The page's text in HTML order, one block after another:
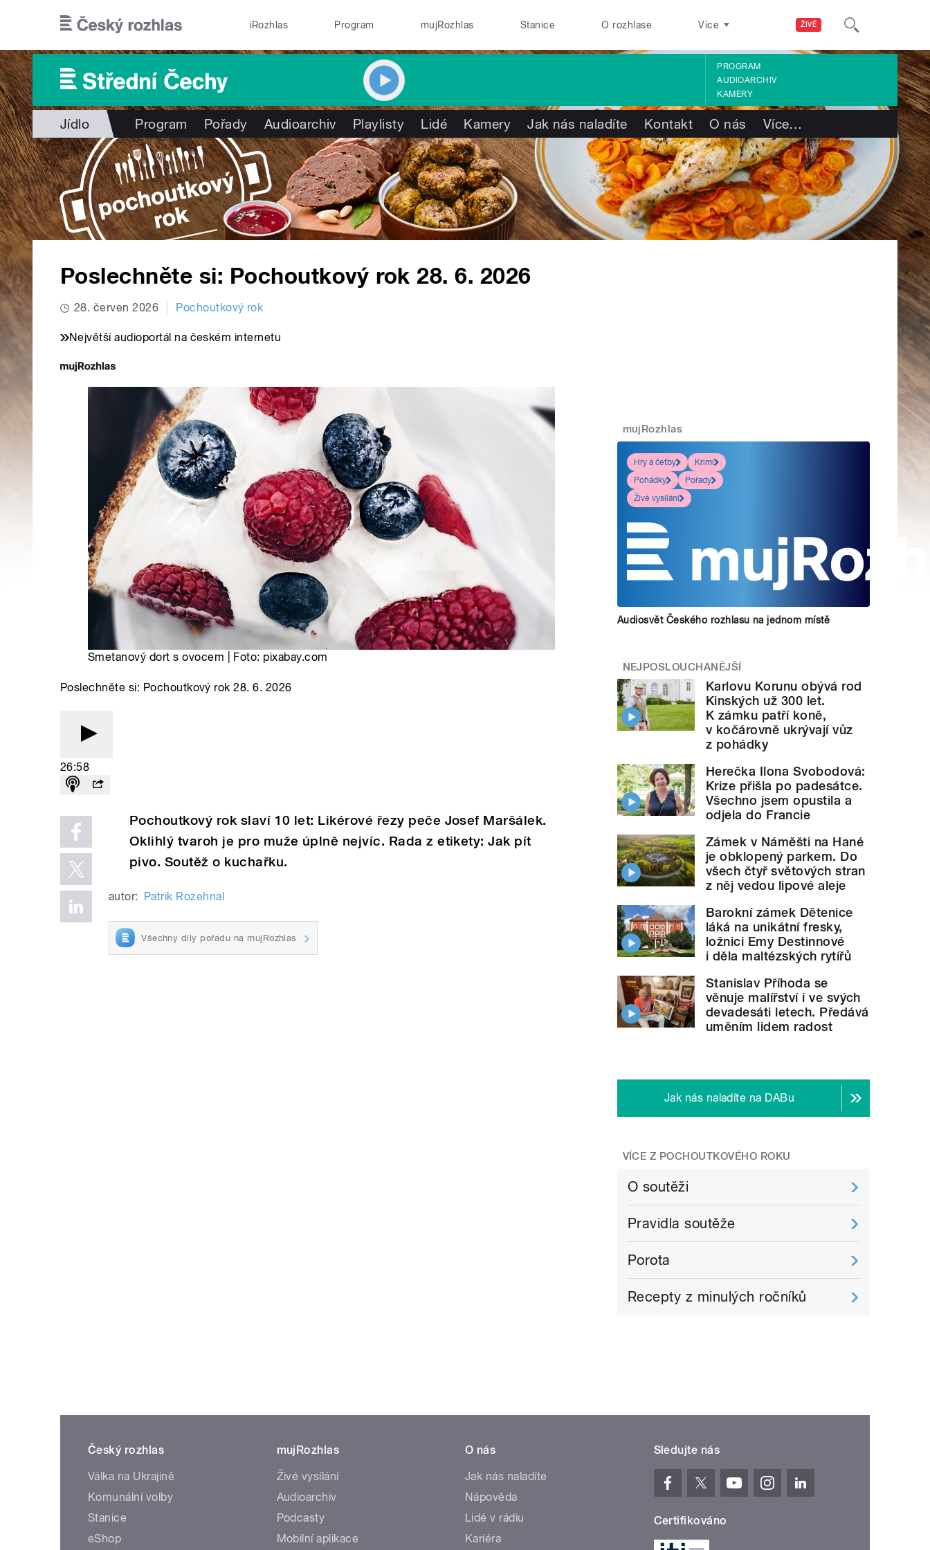
ŽIVĚ
iRozhlas Program mujRozhlas Stanice O rozhlase Více
PROGRAM
AUDIOARCHIV
KAMERY
Jídlo Program Pořady Audioarchiv Playlisty Lidé Kamery Jak nás naladíte Kontakt O nás Více…
Poslechněte si: Pochoutkový rok 28. 6. 2026
28. červen 2026 Pochoutkový rok
Největší audioportál na českém internetu
Smetanový dort s ovocem | Foto: pixabay.com
Poslechněte si: Pochoutkový rok 28. 6. 2026
26:58
Pochoutkový rok slaví 10 let: Likérové řezy peče Josef Maršálek.
Oklihlý tvaroh je pro muže úplně nejvíc. Rada z etikety: Jak pít
pivo. Soutěž o kuchařku.
autor: Patrik Rozehnal
Všechny díly pořadu na mujRozhlas
mujRozhlas
Hry a četby
Krimi
Pohádky
Pořady
Živé vysílání
Audiosvět Českého rozhlasu na jednom místě
NEJPOSLOUCHANĚJŠÍ
Karlovu Korunu obývá rod
Kinských už 300 let.
K zámku patří koně,
v kočárovně ukrývají vůz
z pohádky
Herečka Ilona Svobodová:
Krize přišla po padesátce.
Všechno jsem opustila a
odjela do Francie
Zámek v Náměšti na Hané
je obklopený parkem. Do
všech čtyř světových stran
z něj vedou lipové aleje
Barokní zámek Dětenice
láká na unikátní fresky,
ložnici Emy Destinnové
i děla maltézských rytířů
Stanislav Příhoda se
věnuje malířství i ve svých
devadesáti letech. Předává
uměním lidem radost
Jak nás naladíte na DABu
VÍCE Z POCHOUTKOVÉHO ROKU
O soutěži
Pravidla soutěže
Porota
Recepty z minulých ročníků
Český rozhlas
Válka na Ukrajině
Komunální volby
Stanice
eShop
mujRozhlas
Živé vysílání
Audioarchiv
Podcasty
Mobilní aplikace
O nás
Jak nás naladíte
Nápověda
Lidé v rádiu
Kariéra
Sledujte nás
Certifikováno